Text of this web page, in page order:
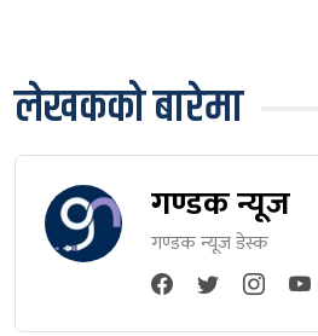
लेखकको बारेमा
गण्डक न्यूज
गण्डक न्यूज डेस्क